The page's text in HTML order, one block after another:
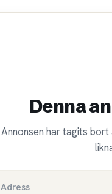
Denna
Annonsen har tagits
Adress